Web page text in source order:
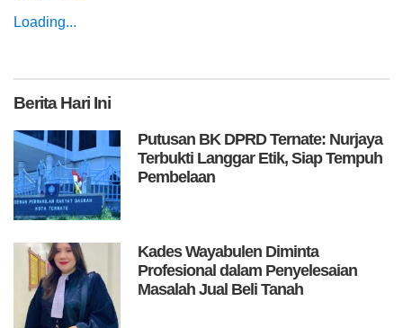
Loading...
BeritaHari Ini
Putusan BK DPRD Ternate: Nurjaya
Terbukti Langgar Etik, Siap Tempuh
Pembelaan
Kades Wayabulen Diminta
Profesional dalam Penyelesaian
Masalah Jual Beli Tanah